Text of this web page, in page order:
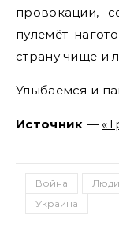
провокации,
пулемёт
страну чище и
Улыбаемся и
Источник —
Война Люди
Украина